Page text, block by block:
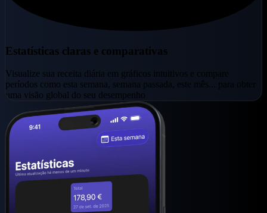
Estatísticas claras e comparativas
Visualize sua receita diária em gráficos intuitivos e compare
períodos como esta semana, semana passada, este mês... para obter
uma visão global do seu desempenho